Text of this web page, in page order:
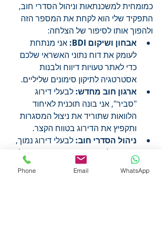
כמומחית למשכנתאות וניהול הסדרי חוב,
התפקיד שלי הוא לקחת את המספר הזה
ולהפוך אותו לסיפור של הצלחה:
אבחון ושיקום BDI:
אני מנתחת
לעומק את דוח נתוני האשראי שלכם
כדי לאתר טעויות דיווח ולבנות
אסטרטגיה לתיקון סימונים שליליים.
ארגון חוב מחדש: לבעלי דירוג
"סביר", אני בונה תוכנית לאיחוד
הלוואות שתוריד את ניצול המסגרות
ותקפיץ את הדירוג בטווח הקצר.
ניהול הסדרי חוב: לבעלי דירוג נמוך,
אני מנהלת משא ומתן אסטרטגי מול
הבנקים והנושים כדי לסגור חובות
בדרך שתאפשר לכם לחזור למעגל
Phone Email WhatsApp